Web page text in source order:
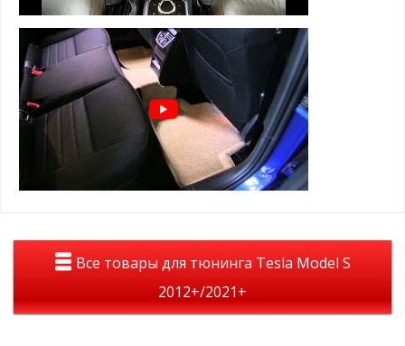
подпятник из термопластика
Все товары для тюнинга Tesla Model S
2012+/2021+